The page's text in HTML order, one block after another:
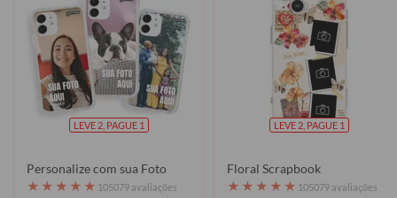
LEVE 2, PAGUE 1
Personalize com sua Foto
★ ★ ★ ★ ★ 105079 avaliações
LEVE 2, PAGUE 1
Floral Scrapbook
★ ★ ★ ★ ★ 105079 avaliações